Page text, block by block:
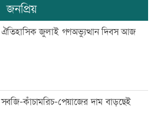
‘আমার স্বপ্ন আপনাদের কাছে দিয়ে গেলাম’
মেহেরপুর সীমান্তে নারীসহ ৫ জনকে পুশইনের
চেষ্টা, বিজিবির প্রতিরোধে ব্যর্থ
জনপ্রিয়
ঐতিহাসিক জুলাই গণঅভ্যুত্থান দিবস আজ
সবজি-কাঁচামরিচ-পেয়াজের দাম বাড়ছেই